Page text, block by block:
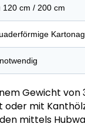
120 cm / 200 cm
Gewicht von
oder mit
mittels